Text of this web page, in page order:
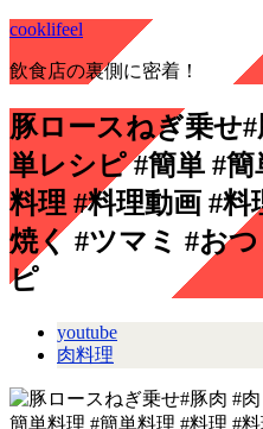
cooklifeel
飲食店の裏側に密着！
豚ロースねぎ乗せ
単レシピ #簡単 #
料理 #料理動画 #料
焼く #ツマミ #お
ピ
youtube
肉料理